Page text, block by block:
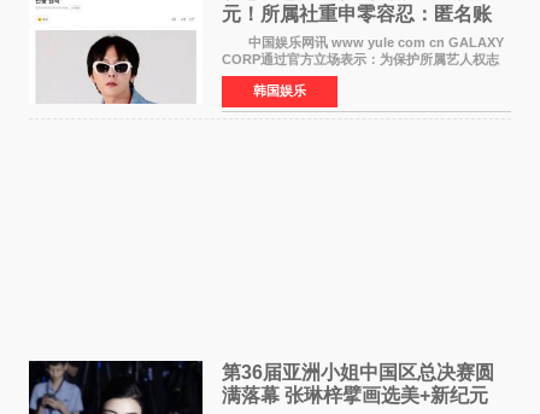
元！所属社重申零容忍：匿名账
号也难逃刑责
中国娱乐网讯 www yule com cn GALAXY
CORP通过官方立场表示：为保护所属艺人权志
龙的名誉和权益，将持续对网络上发生的名誉损
害、散布虚假事实、侮辱、恶意诽谤等行为采取
法律应对措施。
韩国娱乐
第36届亚洲小姐中国区总决赛圆
满落幕 张琳梓擘画选美+新纪元